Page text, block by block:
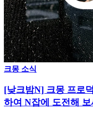
크몽 소식
[낮크밤N] 크몽 프로
하여 N잡에 도전해